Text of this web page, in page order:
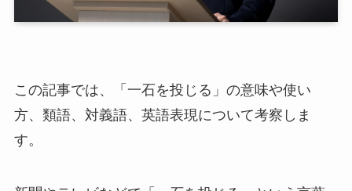
この記事では、「一石を投じる」の意味や使い
方、類語、対義語、英語表現について考察しま
す。